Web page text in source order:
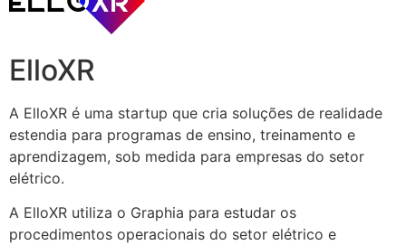
ElloXR
A ElloXR é uma startup que cria soluções de realidade
estendia para programas de ensino, treinamento e
aprendizagem, sob medida para empresas do setor
elétrico.
A ElloXR utiliza o Graphia para estudar os
procedimentos operacionais do setor elétrico e